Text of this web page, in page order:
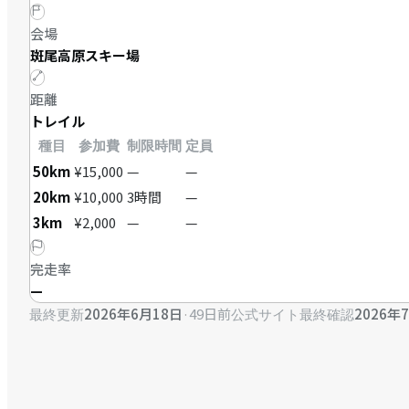
会場
斑尾高原スキー場
距離
トレイル
種目 参加費 制限時間 定員
50km¥15,000 —
—
20km¥10,000 3時間
—
3km
¥2,000 — —
完走率
—
最終更新2026年6月18日 ·49日前公式サイト最終確認2026年